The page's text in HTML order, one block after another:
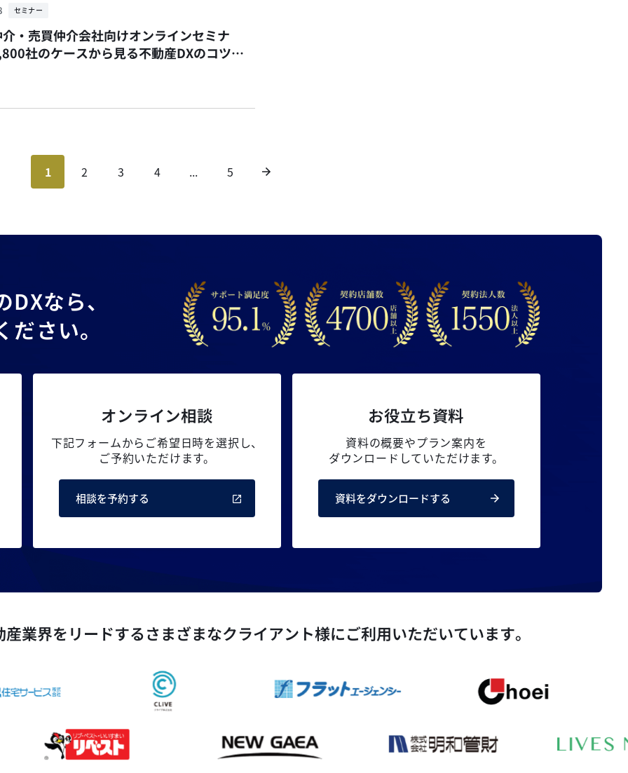
セミナー
・売買仲介会社向けオンラインセミナ
社のケースから見る不動産DXのコツと
1 2 3 4 ... 5
DXなら、
さい。
オンライン相談
下記フォームからご希望日時を選択し、
ご予約いただけます。
相談を予約する
お役立ち資料
資料の概要やプラン案内を
ダウンロードしていただけます。
資料をダウンロードする
産業界をリードするさまざまなクライアント様にご利用いただいています。